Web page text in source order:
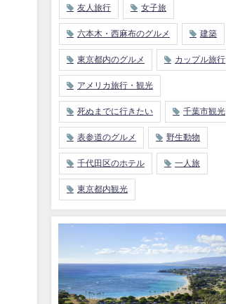
友人旅行 女子旅
六本木・西麻布のグルメ 建築
東京都内のグルメ カップル旅行
アメリカ旅行・観光
死ぬまでに行きたい 千葉市観光
表参道のグルメ 野生動物
千代田区のホテル 一人旅
東京都内観光